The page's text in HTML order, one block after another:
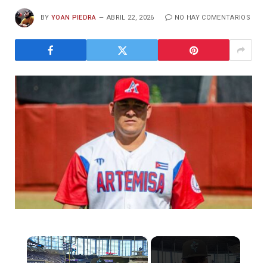
BY YOAN PIEDRA ABRIL 22, 2026 NO HAY COMENTARIOS
×